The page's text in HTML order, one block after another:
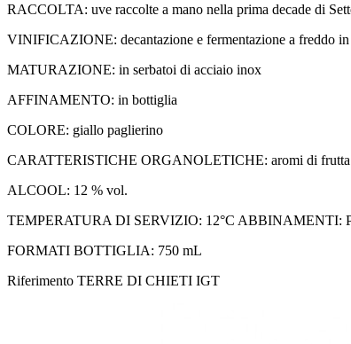
RACCOLTA: uve raccolte a mano nella prima decade di
VINIFICAZIONE: decantazione e fermentazione a freddo
MATURAZIONE: in serbatoi di acciaio inox
AFFINAMENTO: in bottiglia
COLORE: giallo paglierino
CARATTERISTICHE ORGANOLETICHE: aromi di frutta
ALCOOL: 12 % vol.
TEMPERATURA DI SERVIZIO: 12°C ABBINAMENTI:
FORMATI BOTTIGLIA: 750 mL
Riferimento TERRE DI CHIETI IGT